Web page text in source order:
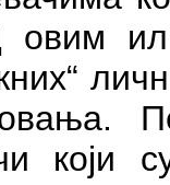
овим
који